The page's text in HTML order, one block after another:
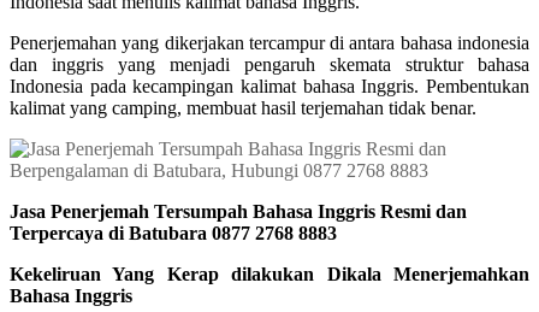
Penerjemahan yang dikerjakan tercampur di antara bahasa indonesia
dan inggris yang menjadi pengaruh skemata struktur bahasa
Indonesia pada kecampingan kalimat bahasa Inggris. Pembentukan
kalimat yang camping, membuat hasil terjemahan tidak benar.
Jasa Penerjemah Tersumpah Bahasa Inggris Resmi dan
Terpercaya di Batubara 0877 2768 8883
Kekeliruan Yang Kerap dilakukan Dikala Menerjemahkan
Bahasa Inggris